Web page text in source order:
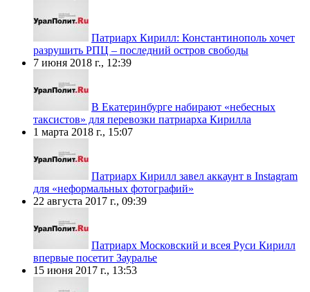
Патриарх Кирилл: Константинополь хочет
разрушить РПЦ – последний остров свободы
7 июня 2018 г., 12:39
В Екатеринбурге набирают «небесных
таксистов» для перевозки патриарха Кирилла
1 марта 2018 г., 15:07
Патриарх Кирилл завел аккаунт в Instagram
для «неформальных фотографий»
22 августа 2017 г., 09:39
Патриарх Московский и всея Руси Кирилл
впервые посетит Зауралье
15 июня 2017 г., 13:53